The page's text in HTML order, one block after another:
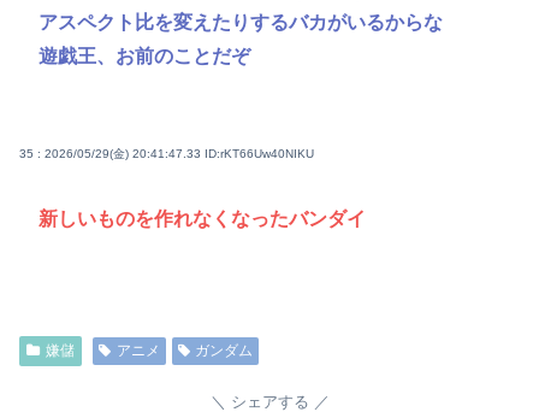
アスペクト比を変えたりするバカがいるからな
遊戯王、お前のことだぞ
35 : 2026/05/29(金) 20:41:47.33 ID:rKT66Uw40NIKU
新しいものを作れなくなったバンダイ
嫌儲 アニメ ガンダム
シェアする